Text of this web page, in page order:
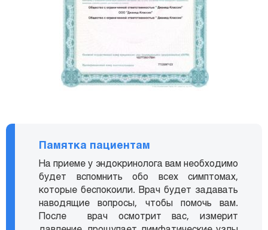
Памятка пациентам
На приеме у эндокринолога вам необходимо
будет вспомнить обо всех симптомах,
которые беспокоили. Врач будет задавать
наводящие вопросы, чтобы помочь вам.
После врач осмотрит вас, измерит